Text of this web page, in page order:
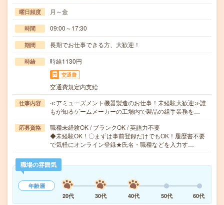
曜日頻度 月～金
時間 09:00～17:30
期間 長期でお仕事できる方、大歓迎！
時給 時給1130円
交通費
交通費規定内支給
仕事内容
≪アミューズメント機器製造のお仕事！未経験大歓迎≫誰
もが知るゲームメーカーの工場内で製品の組手業務を…
応募資格
職種未経験OK / ブランクOK / 英語力不要
◆未経験OK！〇まずは事前登録だけでもOK！履歴書不要
で気軽にオンライン登録★氏名・職種などを入力す…
職場の雰囲気
年齢層
20代
30代 40代 50代 60代